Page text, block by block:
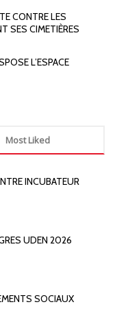
CONTRE LES
SES CIMETIÈRES
L’ESPACE
Most Liked
INCUBATEUR
UDEN 2026
SOCIAUX